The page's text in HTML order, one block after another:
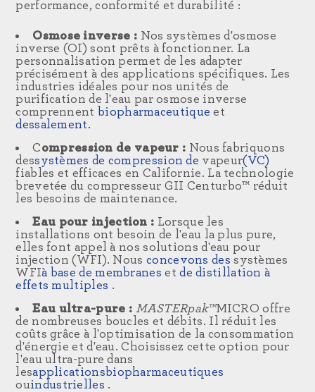
performance, conformité et durabilité :
Osmose inverse : Nos systèmes d'osmose
inverse (OI) sont prêts à fonctionner. La
personnalisation permet de les adapter
précisément à des applications spécifiques. Les
industries idéales pour nos unités de
purification de l'eau par osmose inverse
comprennent biopharmaceutique et
dessalement.
Compression de vapeur : Nous fabriquons
dessystèmes de compression de vapeur(VC)
fiables et efficaces en Californie. La technologie
brevetée du compresseur GII Centurbo™ réduit
les besoins de maintenance.
Eau pour injection : Lorsque les
installations ont besoin de l'eau la plus pure,
elles font appel à nos solutions d'eau pour
injection (WFI). Nous concevons des systèmes
WFIà base de membranes et de distillation à
effets multiples .
Eau ultra-pure : MASTERpak™MICRO offre
de nombreuses boucles et débits. Il réduit les
coûts grâce à l'optimisation de la consommation
d'énergie et d'eau. Choisissez cette option pour
l'eau ultra-pure dans
lesapplicationsbiopharmaceutiques
ouindustrielles .